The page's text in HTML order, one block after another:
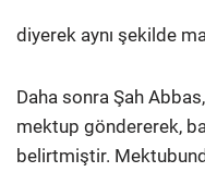
diyerek aynı şekilde
Daha sonra Şah
mektup göndererek,
belirtmiştir.